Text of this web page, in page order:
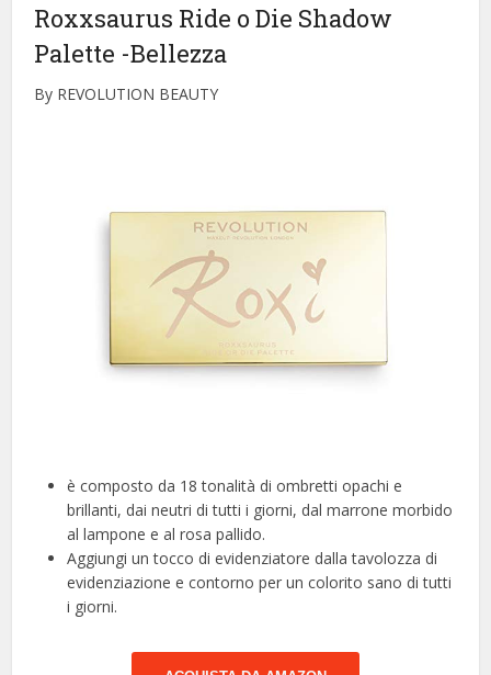
Roxxsaurus Ride o Die Shadow
Palette -Bellezza
By REVOLUTION BEAUTY
è composto da 18 tonalità di ombretti opachi e
brillanti, dai neutri di tutti i giorni, dal marrone morbido
al lampone e al rosa pallido.
Aggiungi un tocco di evidenziatore dalla tavolozza di
evidenziazione e contorno per un colorito sano di tutti
i giorni.